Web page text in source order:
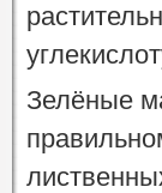
Зелёные